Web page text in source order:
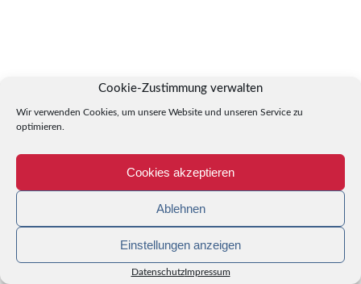
Cookie-Zustimmung verwalten
Wir verwenden Cookies, um unsere Website und unseren Service zu
optimieren.
Cookies akzeptieren
Ablehnen
Einstellungen anzeigen
DatenschutzImpressum